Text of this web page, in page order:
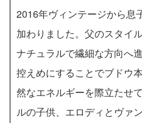
2016年ヴィンテージから息
加わりました。父のスタイ
ナチュラルで繊細な方向へ
控えめにすることでブドウ
然なエネルギーを際立たせ
ルの子供、エロディとヴァ